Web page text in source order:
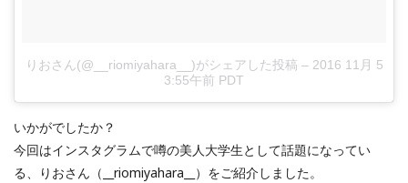
りおさん(@__riomiyahara__)がシェアした投稿 – 2016 11月 5
3:55午前 PDT
いかがでしたか？
今回はインスタグラムで噂の美人大学生として話題になってい
る、りおさん（__riomiyahara__）をご紹介しました。